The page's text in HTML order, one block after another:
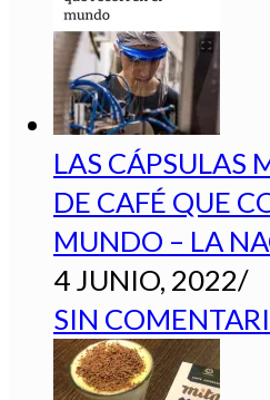
LAS CÁPSULAS
DE CAFÉ QUE
MUNDO – LA
4 JUNIO, 2022/
SIN